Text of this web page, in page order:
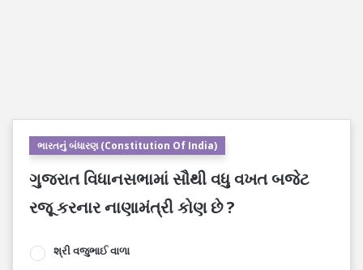
ભારતનું બંધારણ (Constitution Of India)
ગુજરાત વિધાનસભામાં સૌથી વધુ વખત બજેટ
રજૂ કરનાર નાણામંત્રી કોણ છે ?
શ્રી વજુભાઈ વાળા